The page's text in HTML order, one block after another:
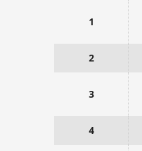
1
2
3
4